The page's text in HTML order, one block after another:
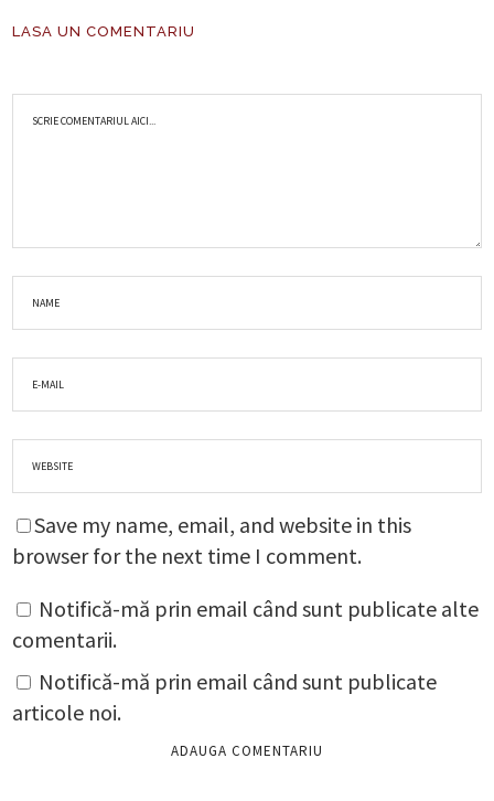
LASA UN COMENTARIU
Save my name, email, and website in this
browser for the next time I comment.
Notifică-mă prin email când sunt publicate alte
comentarii.
Notifică-mă prin email când sunt publicate
articole noi.